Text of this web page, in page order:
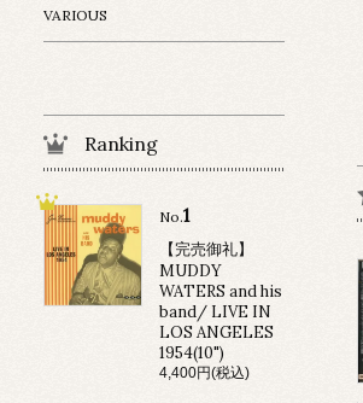
VARIOUS
Ranking
No.1
【完売御礼】
MUDDY
WATERS and his
band/ LIVE IN
LOS ANGELES
1954(10")
4,400円(税込)